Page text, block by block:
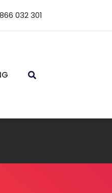
032 301